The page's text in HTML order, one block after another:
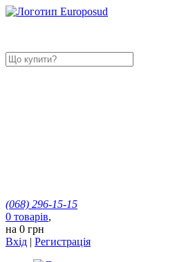
(068) 296-15-15
0 товарів,
на 0 грн
Вхід | Регистрація